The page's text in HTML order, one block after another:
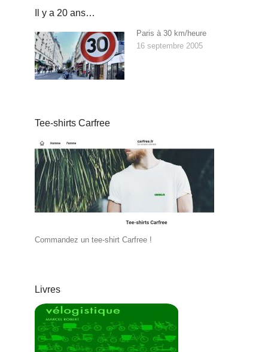
Il y a 20 ans…
Paris à 30 km/heure
16 septembre 2005
Tee-shirts Carfree
Commandez un tee-shirt Carfree !
Livres